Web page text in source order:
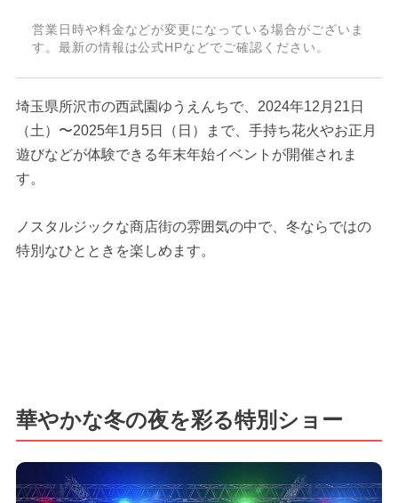
営業日時や料金などが変更になっている場合がございま
す。最新の情報は公式HPなどでご確認ください。
埼玉県所沢市の西武園ゆうえんちで、2024年12月21日
（土）〜2025年1月5日（日）まで、手持ち花火やお正月
遊びなどが体験できる年末年始イベントが開催されま
す。
ノスタルジックな商店街の雰囲気の中で、冬ならではの
特別なひとときを楽しめます。
華やかな冬の夜を彩る特別ショー